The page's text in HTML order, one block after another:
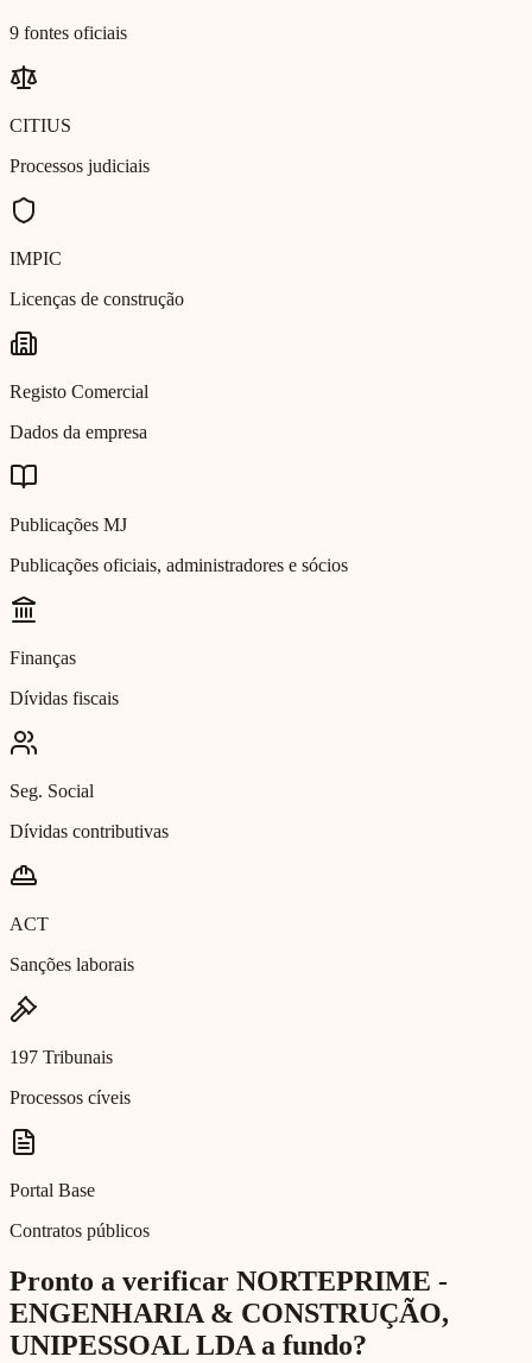
9 fontes oficiais
CITIUS
Processos judiciais
IMPIC
Licenças de construção
Registo Comercial
Dados da empresa
Publicações MJ
Publicações oficiais, administradores e sócios
Finanças
Dívidas fiscais
Seg. Social
Dívidas contributivas
ACT
Sanções laborais
197 Tribunais
Processos cíveis
Portal Base
Contratos públicos
Pronto a verificar NORTEPRIME -
ENGENHARIA & CONSTRUÇÃO,
UNIPESSOAL LDA a fundo?